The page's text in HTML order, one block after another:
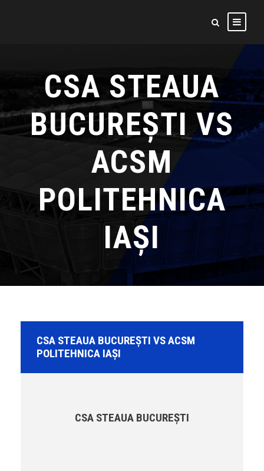
CSA STEAUA
BUCUREŞTI VS
ACSM
POLITEHNICA
IAȘI
CSA STEAUA BUCUREŞTI VS ACSM
POLITEHNICA IAȘI
CSA STEAUA BUCUREŞTI